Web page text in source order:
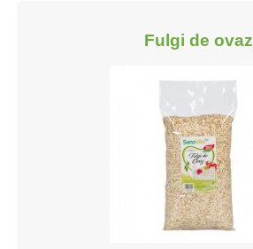
Fulgi de ovaz